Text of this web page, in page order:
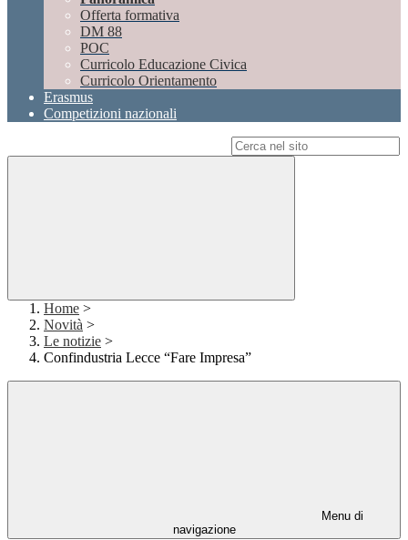
Offerta formativa
DM 88
POC
Curricolo Educazione Civica
Curricolo Orientamento
Erasmus
Competizioni nazionali
Home >
Novità >
Le notizie >
Confindustria Lecce “Fare Impresa”
Menu di
navigazione